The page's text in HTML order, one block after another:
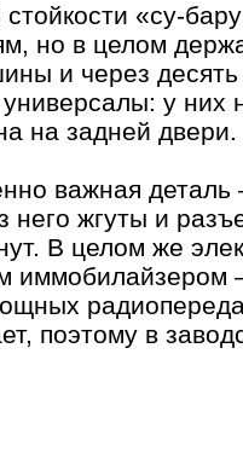
«су-
но в целом
и через десять
у них
на задней двери.
важная деталь
него жгуты и
В целом же
поэтому в